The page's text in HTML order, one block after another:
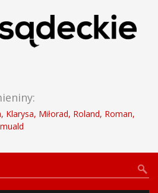
Klarysa, Miłorad, Roland, Roman,